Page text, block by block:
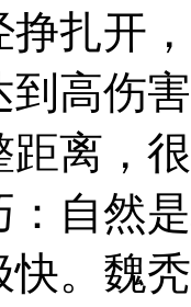
挣扎开
高伤
距离，
自然
。魏